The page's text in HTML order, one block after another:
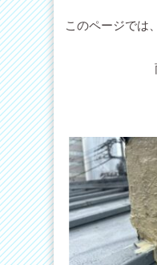
このページでは